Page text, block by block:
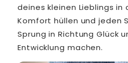
deines kleinen Lieblings
Komfort hüllen und jeden
Sprung in Richtung Glück
Entwicklung machen.